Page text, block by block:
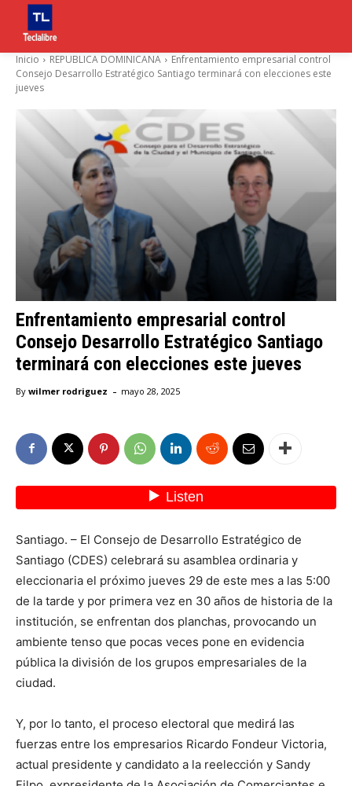
Inicio REPUBLICA DOMINICANA
Enfrentamiento empresarial control
Consejo Desarrollo Estratégico Santiago terminará con elecciones este
jueves
Enfrentamiento empresarial control
Consejo Desarrollo Estratégico Santiago
terminará con elecciones este jueves
By wilmer rodriguez - mayo 28, 2025
Santiago. – El Consejo de Desarrollo Estratégico de
Santiago (CDES) celebrará su asamblea ordinaria y
eleccionaria el próximo jueves 29 de este mes a las 5:00
de la tarde y por primera vez en 30 años de historia de la
institución, se enfrentan dos planchas, provocando un
ambiente tenso que pocas veces pone en evidencia
pública la división de los grupos empresariales de la
ciudad.
Y, por lo tanto, el proceso electoral que medirá las
fuerzas entre los empresarios Ricardo Fondeur Victoria,
actual presidente y candidato a la reelección y Sandy